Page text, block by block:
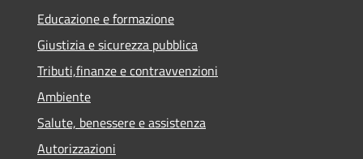
Educazione e formazione
Giustizia e sicurezza pubblica
Tributi,finanze e contravvenzioni
Ambiente
Salute, benessere e assistenza
Autorizzazioni